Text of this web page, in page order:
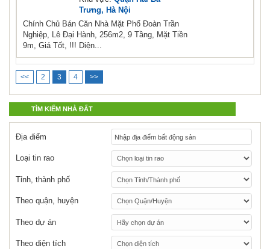
Trưng, Hà Nội
Chính Chủ Bán Căn Nhà Mặt Phố Đoàn Trần
Nghiệp, Lê Đại Hành, 256m2, 9 Tầng, Mặt Tiền
9m, Giá Tốt, !!! Diện...
<< 2 3 4 >>
TÌM KIẾM NHÀ ĐẤT
Địa điểm
Loại tin rao
Tỉnh, thành phố
Theo quận, huyện
Theo dự án
Theo diện tích